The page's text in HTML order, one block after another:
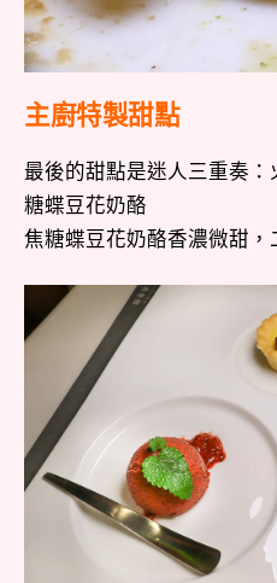
主廚特製甜點
最後的甜點是迷人三重奏
糖蝶豆花奶酪
焦糖蝶豆花奶酪香濃微甜